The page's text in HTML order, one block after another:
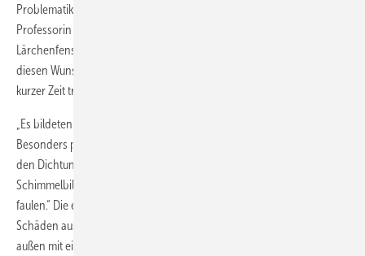
Problematik von unbehandelten Holzfenstern verdeutlicht: Eine
Professorin hatte für ihr markantes Holzständerhaus unbehandelte
Lärchenfenster gewünscht. Ein namhaftes Unternehmen erfüllte
diesen Wunsch, ohne Bedenken anzumelden. Das Ergebnis: Nach
kurzer Zeit traten erste Schäden auf.
„Es bildeten sich Schimmel und Stockflecken“, erläuterte Freiberg.
Besonders problematisch war, dass durch das ablaufende Wasser an
den Dichtungsprofilen Verfärbungen entstanden, die später zu
Schimmelbildung führten. „Nach zwei Jahren fingen die Fenster an zu
faulen.“ Die einzige Lösung war, die Elemente mit den größten
Schäden auszutauschen und die verbleibenden Fenster innen wie
außen mit einem leicht grau pigmentierten Farbton zu lackieren.